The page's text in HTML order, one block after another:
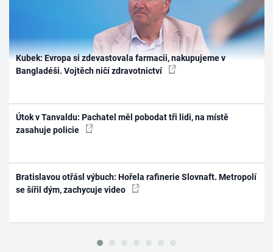
Kubek: Evropa si zdevastovala farmacii, nakupujeme v
Bangladéši. Vojtěch ničí zdravotnictví
Útok v Tanvaldu: Pachatel měl pobodat tři lidi, na místě
zasahuje policie
Bratislavou otřásl výbuch: Hořela rafinerie Slovnaft. Metropolí
se šířil dým, zachycuje video